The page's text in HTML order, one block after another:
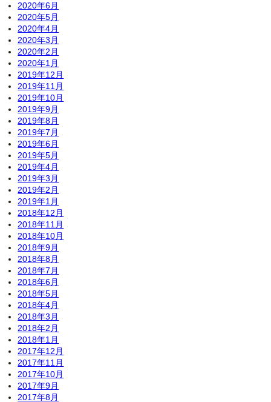
2020年6月
2020年5月
2020年4月
2020年3月
2020年2月
2020年1月
2019年12月
2019年11月
2019年10月
2019年9月
2019年8月
2019年7月
2019年6月
2019年5月
2019年4月
2019年3月
2019年2月
2019年1月
2018年12月
2018年11月
2018年10月
2018年9月
2018年8月
2018年7月
2018年6月
2018年5月
2018年4月
2018年3月
2018年2月
2018年1月
2017年12月
2017年11月
2017年10月
2017年9月
2017年8月